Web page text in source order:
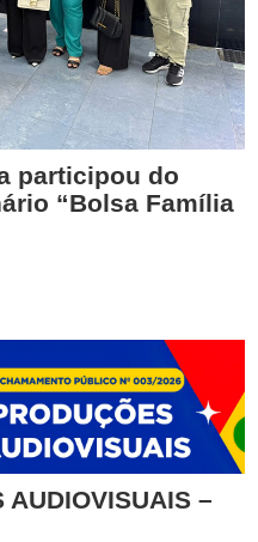
participou do
“Bolsa Família
AUDIOVISUAIS –